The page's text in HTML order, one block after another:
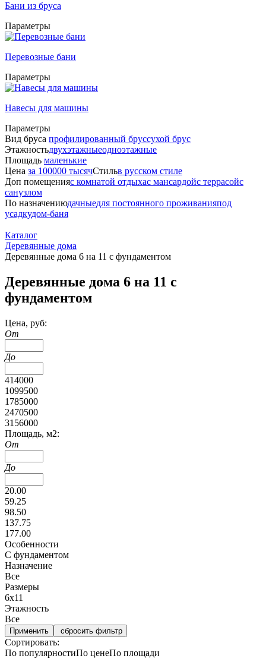
Бани из бруса
Параметры
Перевозные бани
Параметры
Навесы для машины
Параметры
Вид бруса профилированный бруссухой брус
Этажностьдвухэтажныеодноэтажные
Площадь маленькие
Цена за 100000 тысячСтильв русском стиле
Доп помещенияс комнатой отдыхас мансардойс террасойс
санузлом
По назначениюдачныедля постоянного проживанияпод
усадкудом-баня
Каталог
Деревянные дома
Деревянные дома 6 на 11 с фундаментом
Деревянные дома 6 на 11 с
фундаментом
Цена, руб:
От
До
414000
1099500
1785000
2470500
3156000
Площадь, м2:
От
До
20.00
59.25
98.50
137.75
177.00
Особенности
С фундаментом
Назначение
Все
Размеры
6x11
Этажность
Все
сбросить фильтр
Сортировать:
По популярностиПо ценеПо площади